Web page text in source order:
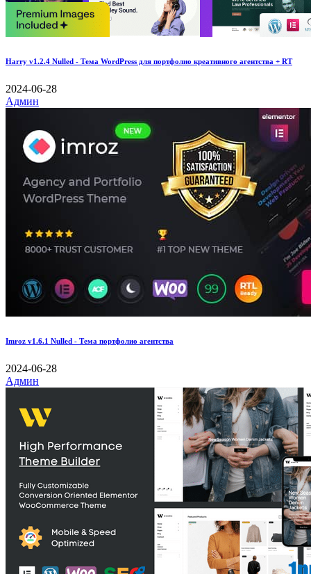
Harry v1.2.4 Nulled - Тема WordPress для портфолио креативного агентства + RT
2024-06-28
Админ
Imroz v1.6.1 Nulled - Тема портфолио агентства
2024-06-28
Админ